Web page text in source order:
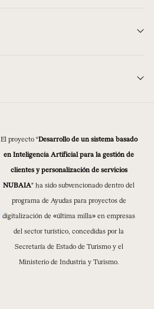
El proyecto “Desarrollo de un sistema basado
en Inteligencia Artificial para la gestión de
clientes y personalización de servicios
NUBAIA” ha sido subvencionado dentro del
programa de Ayudas para proyectos de
digitalización de «última milla» en empresas
del sector turístico, concedidas por la
Secretaría de Estado de Turismo y el
Ministerio de Industria y Turismo.